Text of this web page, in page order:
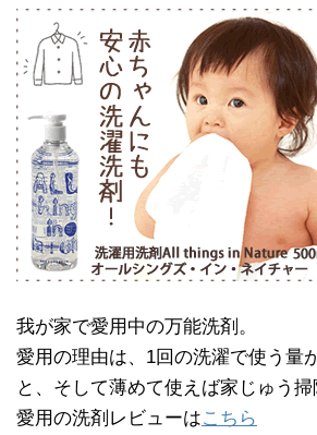
我が家で愛用中の万能洗剤。
愛用の理由は、1回の洗濯で使う量
と、そして薄めて使えば家じゅう
愛用の洗剤レビューはこちら